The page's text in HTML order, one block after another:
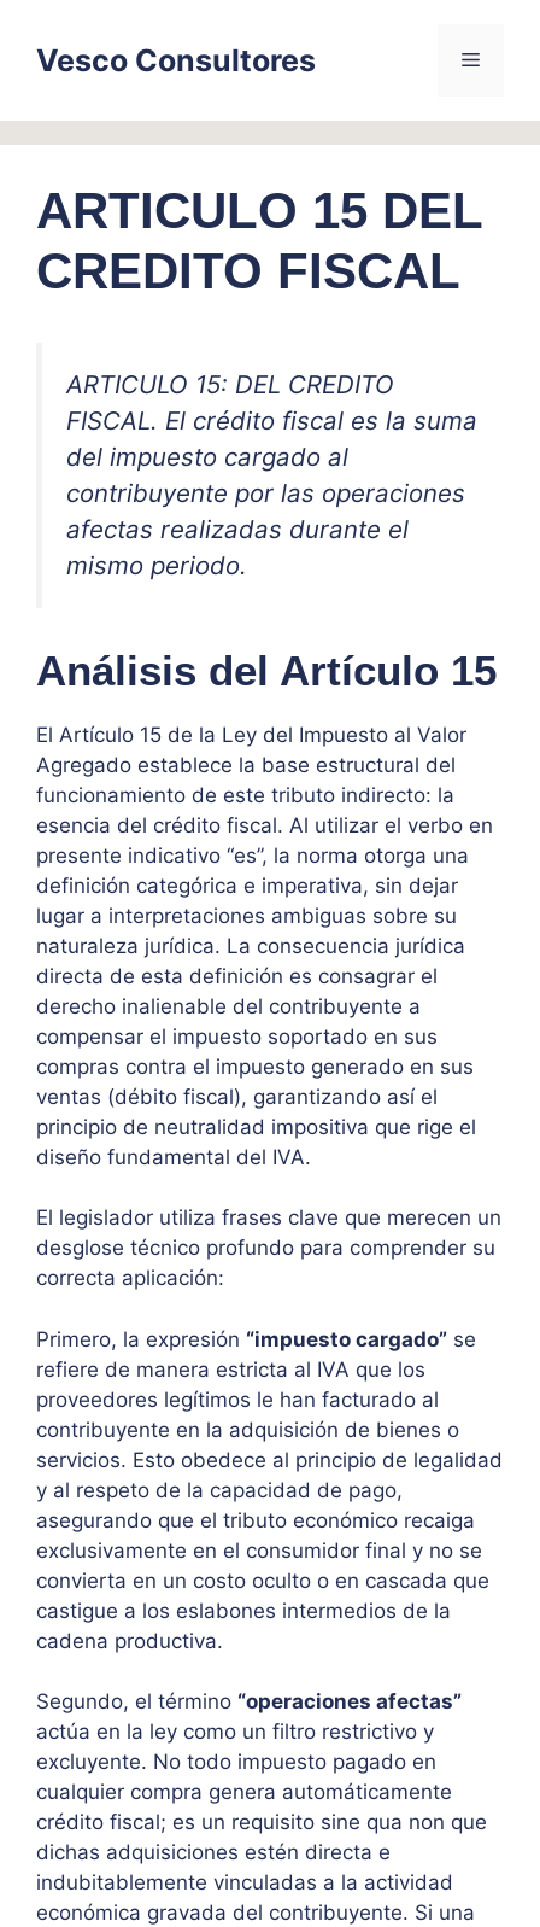
contentVesco Consultores Menu
ARTICULO 15 DEL
CREDITO FISCAL
ARTICULO 15: DEL CREDITO
FISCAL. El crédito fiscal es la suma
del impuesto cargado al
contribuyente por las operaciones
afectas realizadas durante el
mismo periodo.
Análisis del Artículo 15
El Artículo 15 de la Ley del Impuesto al Valor
Agregado establece la base estructural del
funcionamiento de este tributo indirecto: la
esencia del crédito fiscal. Al utilizar el verbo en
presente indicativo “es”, la norma otorga una
definición categórica e imperativa, sin dejar
lugar a interpretaciones ambiguas sobre su
naturaleza jurídica. La consecuencia jurídica
directa de esta definición es consagrar el
derecho inalienable del contribuyente a
compensar el impuesto soportado en sus
compras contra el impuesto generado en sus
ventas (débito fiscal), garantizando así el
principio de neutralidad impositiva que rige el
diseño fundamental del IVA.
El legislador utiliza frases clave que merecen un
desglose técnico profundo para comprender su
correcta aplicación:
Primero, la expresión “impuesto cargado” se
refiere de manera estricta al IVA que los
proveedores legítimos le han facturado al
contribuyente en la adquisición de bienes o
servicios. Esto obedece al principio de legalidad
y al respeto de la capacidad de pago,
asegurando que el tributo económico recaiga
exclusivamente en el consumidor final y no se
convierta en un costo oculto o en cascada que
castigue a los eslabones intermedios de la
cadena productiva.
Segundo, el término “operaciones afectas”
actúa en la ley como un filtro restrictivo y
excluyente. No todo impuesto pagado en
cualquier compra genera automáticamente
crédito fiscal; es un requisito sine qua non que
dichas adquisiciones estén directa e
indubitablemente vinculadas a la actividad
económica gravada del contribuyente. Si una